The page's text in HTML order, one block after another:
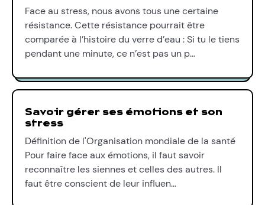
Face au stress, nous avons tous une certaine
résistance. Cette résistance pourrait être
comparée à l’histoire du verre d’eau : Si tu le tiens
pendant une minute, ce n’est pas un p…
Savoir gérer ses émotions et son
stress
Définition de l'Organisation mondiale de la santé
Pour faire face aux émotions, il faut savoir
reconnaître les siennes et celles des autres. Il
faut être conscient de leur influen…